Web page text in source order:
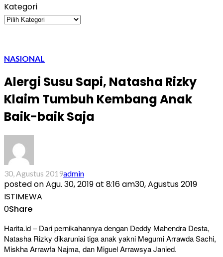
Kategori
Kategori
NASIONAL
Alergi Susu Sapi, Natasha Rizky
Klaim Tumbuh Kembang Anak
Baik-baik Saja
30, Agustus 2019admin
posted onAgu. 30, 2019 at 8:16 am30, Agustus 2019
ISTIMEWA
0Share
Harita.id – Dari pernikahannya dengan Deddy Mahendra Desta,
Natasha Rizky dikaruniai tiga anak yakni Megumi Arrawda Sachi,
Miskha Arrawfa Najma, dan Miguel Arrawsya Janied.